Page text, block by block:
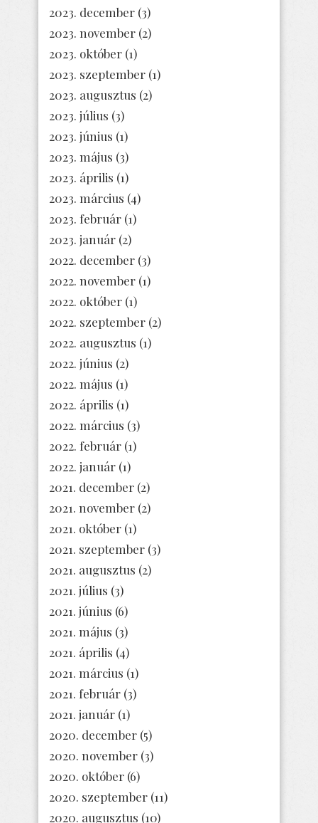
2023. december (3)
2023. november (2)
2023. október (1)
2023. szeptember (1)
2023. augusztus (2)
2023. július (3)
2023. június (1)
2023. május (3)
2023. április (1)
2023. március (4)
2023. február (1)
2023. január (2)
2022. december (3)
2022. november (1)
2022. október (1)
2022. szeptember (2)
2022. augusztus (1)
2022. június (2)
2022. május (1)
2022. április (1)
2022. március (3)
2022. február (1)
2022. január (1)
2021. december (2)
2021. november (2)
2021. október (1)
2021. szeptember (3)
2021. augusztus (2)
2021. július (3)
2021. június (6)
2021. május (3)
2021. április (4)
2021. március (1)
2021. február (3)
2021. január (1)
2020. december (5)
2020. november (3)
2020. október (6)
2020. szeptember (11)
2020. augusztus (10)